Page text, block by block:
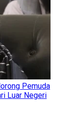
Pemuda
Luar Negeri